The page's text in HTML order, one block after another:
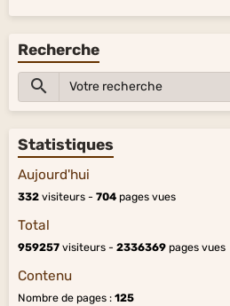
Recherche
Statistiques
Aujourd'hui
332 visiteurs - 704 pages vues
Total
959257 visiteurs - 2336369 pages vues
Contenu
Nombre de pages : 125